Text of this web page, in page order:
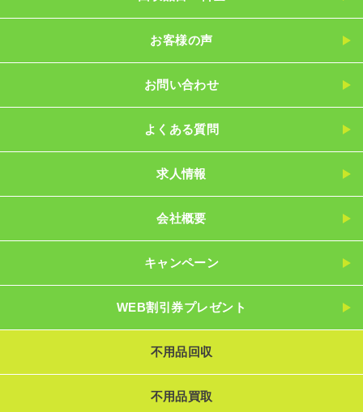
お客様の声
お問い合わせ
よくある質問
求人情報
会社概要
キャンペーン
WEB割引券プレゼント
不用品回収
不用品買取